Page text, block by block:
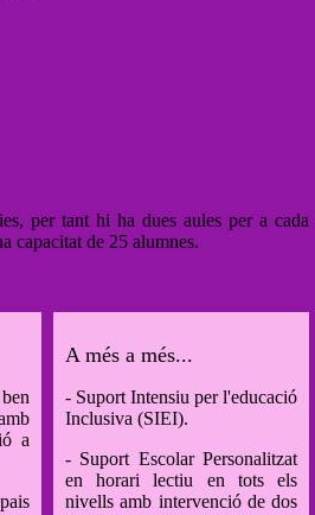
per tant hi ha dues aules per a cada
capacitat de 25 alumnes.
a
A més a més...
- Suport Intensiu per l'educació
Inclusiva (SIEI).
- Suport Escolar Personalitzat
en horari lectiu en tots els
nivells amb intervenció de dos